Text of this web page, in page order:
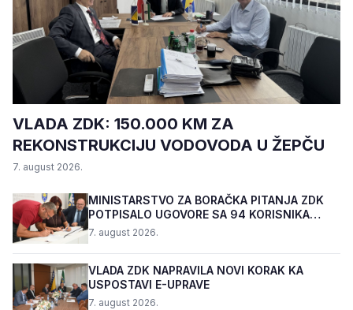
VLADA ZDK: 150.000 KM ZA
REKONSTRUKCIJU VODOVODA U ŽEPČU
7. august 2026.
MINISTARSTVO ZA BORAČKA PITANJA ZDK
POTPISALO UGOVORE SA 94 KORISNIKA
PROGRAMA "BIZNIS PL...
7. august 2026.
VLADA ZDK NAPRAVILA NOVI KORAK KA
USPOSTAVI E-UPRAVE
7. august 2026.